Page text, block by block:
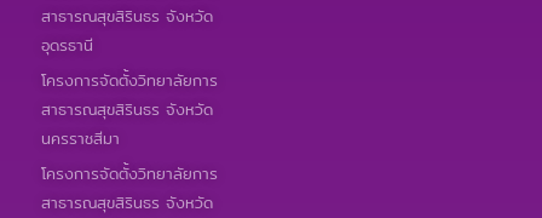
สาธารณสุขสิรินธร จังหวัด
อุดรธานี
โครงการจัดตั้งวิทยาลัยการ
สาธารณสุขสิรินธร จังหวัด
นครราชสีมา
โครงการจัดตั้งวิทยาลัยการ
สาธารณสุขสิรินธร จังหวัด